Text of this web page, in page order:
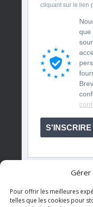
Gérer
Pour offrir les meilleures
telles que les cookies pour
cliquant sur le lien
que
S'INSCRIRE